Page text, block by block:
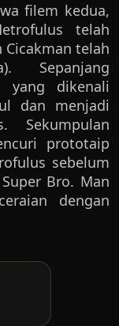
filem kedua,
telah
telah
Sepanjang
yang dikenali
dan menjadi
Sekumpulan
prototaip
sebelum
Bro. Man
dengan
berebut hak
merupakan
Komisioner
di rumah
malam, dia